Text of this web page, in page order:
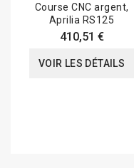
Course CNC argent,
Aprilia RS125
410,51 €
VOIR LES DÉTAILS